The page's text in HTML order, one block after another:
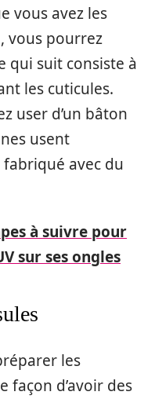
vous avez les
vous pourrez
qui suit consiste à
les cuticules.
user d’un bâton
usent
avec du
à suivre pour
sur ses ongles
les
façon d’avoir des